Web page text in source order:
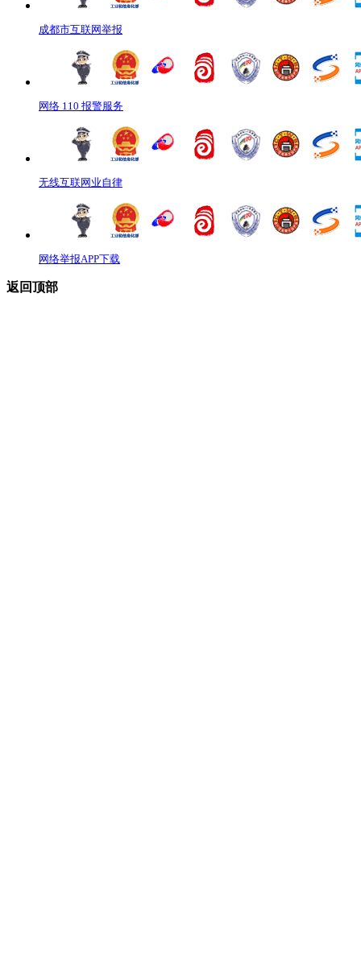
成都市互联网举报
网络 110 报警服务
无线互联网业自律
网络举报APP下载
返回顶部